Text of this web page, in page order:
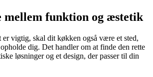
mellem funktion og æstetik
vigtig, skal dit køkken også være et sted,
dig. Det handler om at finde den rette
løsninger og et design, der passer til din